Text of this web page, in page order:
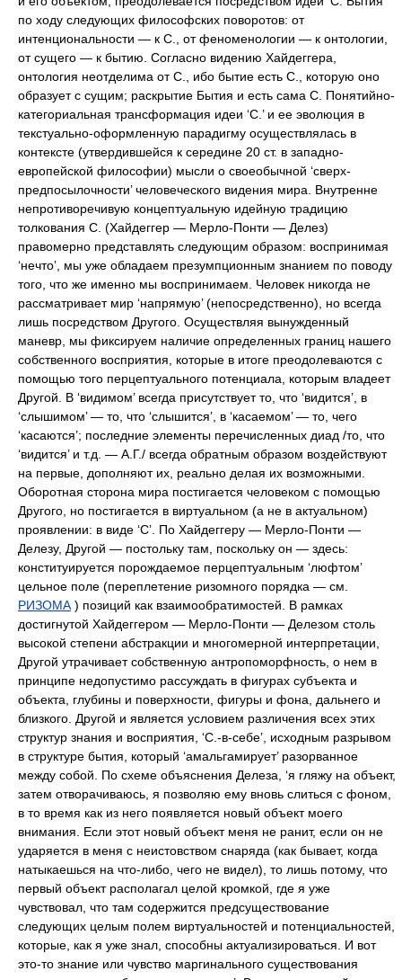
по ходу следующих философских поворотов: от
интенциональности — к С., от феноменологии — к онтологии,
от сущего — к бытию. Согласно видению Хайдеггера,
онтология неотделима от С., ибо бытие есть С., которую оно
образует с сущим; раскрытие Бытия и есть сама С. Понятийно-
категориальная трансформация идеи ‘С.’ и ее эволюция в
текстуально-оформленную парадигму осуществлялась в
контексте (утвердившейся к середине 20 ст. в западно-
европейской философии) мысли о своеобычной ‘сверх-
предпосылочности’ человеческого видения мира. Внутренне
непротиворечивую концептуальную идейную традицию
толкования С. (Хайдеггер — Мерло-Понти — Делез)
правомерно представлять следующим образом: воспринимая
‘нечто’, мы уже обладаем презумпционным знанием по поводу
того, что же именно мы воспринимаем. Человек никогда не
рассматривает мир ‘напрямую’ (непосредственно), но всегда
лишь посредством Другого. Осуществляя вынужденный
маневр, мы фиксируем наличие определенных границ нашего
собственного восприятия, которые в итоге преодолеваются с
помощью того перцептуального потенциала, которым владеет
Другой. В ‘видимом’ всегда присутствует то, что ‘видится’, в
‘слышимом’ — то, что ‘слышится’, в ‘касаемом’ — то, чего
‘касаются’; последние элементы перечисленных диад /то, что
‘видится’ и т.д. — А.Г./ всегда обратным образом воздействуют
на первые, дополняют их, реально делая их возможными.
Оборотная сторона мира постигается человеком с помощью
Другого, но постигается в виртуальном (а не в актуальном)
проявлении: в виде ‘С’. По Хайдеггеру — Мерло-Понти —
Делезу, Другой — постольку там, поскольку он — здесь:
конституируется порождаемое перцептуальным ‘люфтом’
цельное поле (переплетение ризомного порядка — см.
РИЗОМА ) позиций как взаимообратимостей. В рамках достигнутой Хайдеггером — Мерло-Понти — Делезом столь высокой степени абстракции и многомерной интерпретации, Другой утрачивает собственную антропоморфность, о нем в принципе недопустимо рассуждать в фигурах субъекта и объекта, глубины и поверхности, фигуры и фона, дальнего и близкого. Другой и является условием различения всех этих структур знания и восприятия, ‘С.-в-себе’, исходным разрывом в структуре бытия, который ‘амальгамирует’ разорванное между собой. По схеме объяснения Делеза, ‘я гляжу на объект, затем отворачиваюсь, я позволяю ему вновь слиться с фоном, в то время как из него появляется новый объект моего внимания. Если этот новый объект меня не ранит, если он не ударяется в меня с неистовством снаряда (как бывает, когда натыкаешься на что-либо, чего не видел), то лишь потому, что первый объект располагал целой кромкой, где я уже чувствовал, что там содержится предсуществование следующих целым полем виртуальностей и потенциальностей, которые, как я уже знал, способны актуализироваться. И вот это-то знание или чувство маргинального существования возможно только благодаря другому’. В контексте своей гипотезы об основаниях для понимания сути фигуры ‘тело/телесность’ Мерло-Понти утверждал, что мы обладаем ‘актуально функционирующим телом’ только благодаря тому, что Другой открывает нам наше потенциальное тело, сгибая первое во второе, соединяя их С.: ‘это зияние между моей правой, затрагиваемой, рукой и моей левой, трогающей, между моим слышимым голосом и моим голосом, артикулированным, между одним моментом моей тактильной жизни и последующим не является онтологической пустотой, небытием: оно заполняется благодаря тотальному бытию моего тела, и через него — мира, это подобно нулевому давлению между двумя твердыми телами, которое воздействует на них таким образом, что они вдавливаются друг в друга’. В ‘сухом остатке’ у Хайдеггера и Мерло-Понти идея ‘С. сущего’ позитивно преодолевает /читай: ‘снимает’ — А.Г./ прежнее содержание понятия ‘интенциональность’, учреждая его в новом измерении: ‘Видимое’ и ‘Раскрытое’ не дают нам предмет видения без того, чтобы не обеспечить также и предмет говорения: С. конституирует само-видящий элемент зрения только в том случае, если она заодно формирует и само-говорящий элемент языка — до той точки, где еще присутствует мир, проговаривающий себя в языке и видящий себя в зрении. ‘Свет’ (концепция ‘видимого и невидимого’ Мерло-Понти) открывает нам говорение вкупе со зрением, как если бы значение сопровождало бы видение, которое само по себе сообщало бы смысл. Коренные отличия от концепции Хайдеггера — Мерло-Понти содержала единотемная модель Фуко: по Фуко, световое бытие суть видимость, бытие языка в действительности своей — только совокупность высказываний. В рамках такого понимания идея ‘С.’ у Фуко принципиально не может сохранить идею интенциональности: последняя рушится в ходе расщеплении, разобщении двух компонентов знания (не интенционального в принципе). Видимое и артикулируемое у Фуко ‘переплетаются’, но не посредством ‘слияния’, а посредством гибели: интенциональность как ‘обратимая и умножаемая в обоих направлениях’ (Фуко) не в состоянии конституировать топологию С. В европейской философии рубежа 20—21 вв. понятие ‘С.’: 1) Преодолевает традиционную схему классической философской традиции, полагавшей различие: а) результатом осуществления его идентичным субъектом, б) не влияющим на этого субъекта, в) не приводящим к изменению этого субъекта. 1-а) Раскрывает как ‘целое’ процедуру становления субъекта, тему субъективации через семантические фигуры ‘удвоения’, ‘двойника’ и т.п. 2) Конституирует новую трактовку субъективности (в отличие от классической пред-данности трансцендентального Я), репрезентируемую через исторические практики субъективации и снимающую традиционные бинарные оппозиции ‘Я — Другой’, ‘Иное — Тождественное’, ‘Свой — Чужой’; последние системно замещаются универсальной схемой, акцентирующей в качестве предельной оппозиции — оппозицию Внешнего (безразличного к индивидуальной жизни и смерти) и Внутреннего как С. Внешнего, его ‘за-ги-ба’, удвоения. 3) Схватывает, фиксирует, воспроизводит момент перманентной подвижности линии Внешнего и конституирования Внутреннего как результата процесса ‘изгибания-складывания’ Внешнего, подобно ‘ряби на водной поверхности’; ср. у Фуко: ‘существует ли Внутреннее, которое залегает глубже, чем любой внутренний мир, так же как Внешнее, которое простирается гораздо дальше, чем любой внешний мир... Внешнее не есть фиксированный предел, но движущаяся материя, оживленная перистальтическими движениями, складками и извилинами, которые вместе образуют Внутреннее; они — внешнее, но внутреннее Внешнего; мысль приходит из Внешнего, остается к нему привязанной, но не затапливает Внутреннее как элемент, о котором мысль не должна и не может помыслить... немыслимое не является внешним по отношению к мысли, но лежит в ее сердцевине, как та невозможность мышления, которая удваивает и выдалбливает Внешнее... Немыслимое есть внутреннее мысли, оно призывает ограниченность как иные порядки бесконечности... Конечность складывает Внешнее, создавая ‘глубину и плотность, возвращенную к себе самой’ — внутреннее по отношению к жизни, труду и языку, в которые человек внедряется лишь, когда он спит, но которые сами внедряются в него как живого существа, работающего индивида или говорящего субъекта... С. безграничного или перманентные С. ограниченности изгибают Внешнее и созидают Внутреннее. Внутреннее — операция Внешнего, его складчатость’. Согласно Делезу, Фуко подобным образом преодолевает феноменологическую интенциональность: вместо классического субъекта у Фуко ‘живет, дышит, оживляется перистальтикой, складками-извилинами — гигантское нутро, гигантский мозг, морская поверхность, ландшафт с подвижным рельефом’ (ср. Солярис у Лема). С. у Фуко возвращается онтологический статус. 4) В пределе возможных собственных интерпретаций ставит под сомнение возможность самого существования некоей внешней точки по отношению к различию: С. (сгибы) — такие телесные события, которые не являются свойствами какого-либо бытия, не имея двойника в осмыслении и языке; у них атрибутивно отсутствует исходный смысл — они сами его продуцируют, элиминируя из собственной системы интеллектуальных предпочтений предзаданный приоритет осознанного смысла перед бессмыслицей. Различные же возможные миры как продукт С. локализуемы принципиально вне оппозиции ‘возможное — действительное’, ибо С. не нуждается в собственном присутствии для обретения своего ‘не-места’. 5) Определенным образом характеризует собственно способ, посредством которого осуществляется различие: выражает имманентность пассивности в отношении операций складывания (ср. С. на шарике, потерявшем воздух) в отличие от ‘сгиба’ — процедуры с атрибутивной ей внутренней энергетикой. Динамическая, силовая модель С. подразумевает наличие определенного противостояния, противоборства сил сгибания, сгиба. Форма в контексте парадигмы С. суть результат сгиба сил материи, способность последней запечатлевать, фиксировать тот или иной сгиб. В границах мироописания посредством идеи С., ‘твердая’ и ‘мягкая’ разновидности материи (из чего С. сделана либо делается) различаются теми степенями (уровнями, порогами) сопротивления, которые либо обусловливают торможение действия механизмов складывания/сгибания, противодействуя им, либо ускоряют их. В данном контексте С. в своей действительности — не есть сгиб, осуществление которого предполагает преодоление сопротивления материала или той (внешней) силы, которая сохраняет форму сгибаемого. (‘Физика’ С. суть качественная калькуляция внутренней, ‘эндогенной’ памяти материи; ‘физика’ же сгиба — ‘экзогенной’ ее памяти.) Силы складывания — силы, ориентированные на восстановление полного состояния первоначального покоя формы или ‘бес-форменные’; силы сгибания — о-формленные, наделяющие формой (В.А.Подорога). С. в данном случае одновременно типизирует модели: ‘разрыв и потом-сложение’; ‘непрерывную связь через сгибание’. 6) В границах сопряженных с понятием ‘С.’ неологизмов ‘С. внутри С.’; ‘быть себе С.’ (Фуко, М.Пруст); ‘С. Бога’ как ‘идеальная С.’ (Подорога) предполагает способность мыслить определенным образом: обладать пониманием основных (в Божественном пределе — всеми) трансцендентальных свойств образа Мира, — пониманием, абсолютно имманентным мыслимому в качестве тематизирующе-оперативного понятия); в таком контексте ‘С.’ (в отличие от репертуаров сгибания и складывания) лежит вне границ непосредственного физического смысла. Горизонт парадигм ‘С. внутри С.’, ‘С. Бога’ предполагает пред-данность облика, схемы и смысла универсального типа связи любых частиц универсума — и ‘мировой линии’, и ‘линии линий’, и ‘линии внешнего’. (Ср. собственную модель трансцендентального условия существования мира в мысли у Лейбница: принцип предустановленной гармонии.) В отличие от характеристик мира по Лейбницу (непрерывность, совершенство и целостность, предустановленная гармония), Делез ориентирован на осуществление ‘технологической’ экспликации этих принципов в качестве определенного порядка шагов (операций): динамика С. (‘мировая линия’ как ‘линия Внешнего’, постоянно вводящая во все ‘код’ различия), интерпретируется им как ‘величайшая машина Мира’. Согласно Делезу, ‘мировая линия соединяет кусочки фона с улицей, улицу с озером, горой или лесом; соединяет мужчину и женщину, космос, желания, страдания, уравнивания, доказательства, триумфы, умиротворения. Моменты интенсивности эта линия связывает так же, как и те точки, через которые проходит. Живых и мертвых... Каждый из нас в силах открыть свою мировую линию, но она открывается только в тот момент, когда проводится по линии складки. Мировая линия одновременно физична, когда кульминирует в плане-следствии, и метафизична, конституированная темами’. (Ср. ‘мышление линией’, провозглашавшееся С.Эйзенштейном; мысль Клее о Космосе как о разнообразии кривых, как о своеобычном словаре линий.) Эта линия трактуется приверженца